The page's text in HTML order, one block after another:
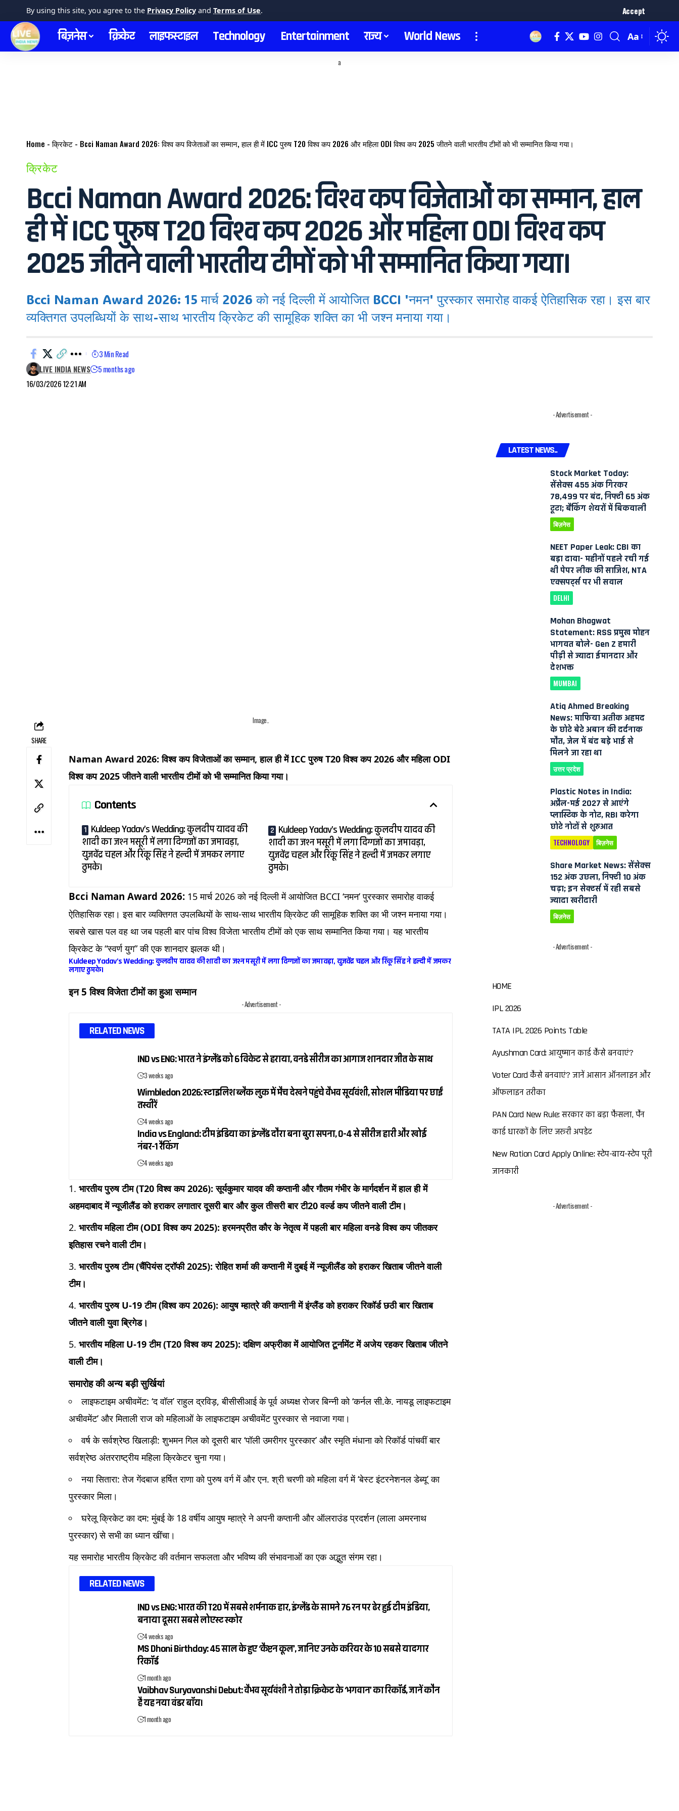
By using this site, you agree to the Privacy Policy and Terms of Use. Accept
बिज़नेस क्रिकेट लाइफस्टाइल Technology Entertainment राज्य World News Aa
a
Home -क्रिकेट - Bcci Naman Award 2026: विश्व कप विजेताओं का सम्मान, हाल ही में ICC पुरुष T20 विश्व कप 2026 और महिला ODI विश्व कप 2025 जीतने वाली भारतीय टीमों को भी सम्मानित किया गया।
क्रिकेट
Bcci Naman Award 2026: विश्व कप विजेताओं का सम्मान, हाल
ही में ICC पुरुष T20 विश्व कप 2026 और महिला ODI विश्व कप
2025 जीतने वाली भारतीय टीमों को भी सम्मानित किया गया।
Bcci Naman Award 2026: 15 मार्च 2026 को नई दिल्ली में आयोजित BCCI 'नमन' पुरस्कार समारोह वाकई ऐतिहासिक रहा। इस बार
व्यक्तिगत उपलब्धियों के साथ-साथ भारतीय क्रिकेट की सामूहिक शक्ति का भी जश्न मनाया गया।
16/03/2026 12:21 AM
LIVE INDIA NEWS 5 months ago
3 Min Read
SHARE
Image..
Naman Award 2026: विश्व कप विजेताओं का सम्मान, हाल ही में ICC पुरुष T20 विश्व कप 2026 और महिला ODI
विश्व कप 2025 जीतने वाली भारतीय टीमों को भी सम्मानित किया गया।
Contents
Kuldeep Yadav’s Wedding: कुलदीप यादव की
शादी का जश्न मसूरी में लगा दिग्गजों का जमावड़ा,
युजवेंद्र चहल और रिंकू सिंह ने हल्दी में जमकर लगाए
ठुमके।
Kuldeep Yadav’s Wedding: कुलदीप यादव की
शादी का जश्न मसूरी में लगा दिग्गजों का जमावड़ा,
युजवेंद्र चहल और रिंकू सिंह ने हल्दी में जमकर लगाए
ठुमके।
Bcci Naman Award 2026: 15 मार्च 2026 को नई दिल्ली में आयोजित BCCI ‘नमन’ पुरस्कार समारोह वाकई
ऐतिहासिक रहा। इस बार व्यक्तिगत उपलब्धियों के साथ-साथ भारतीय क्रिकेट की सामूहिक शक्ति का भी जश्न मनाया गया।
सबसे खास पल वह था जब पहली बार पांच विश्व विजेता भारतीय टीमों को एक साथ सम्मानित किया गया। यह भारतीय
क्रिकेट के “स्वर्ण युग” की एक शानदार झलक थी।
Kuldeep Yadav’s Wedding: कुलदीप यादव की शादी का जश्न मसूरी में लगा दिग्गजों का जमावड़ा, युजवेंद्र चहल और रिंकू सिंह ने हल्दी में जमकर
लगाए ठुमके।
इन 5 विश्व विजेता टीमों का हुआ सम्मान
- Advertisement -
RELATED NEWS
IND vs ENG: भारत ने इंग्लैंड को 6 विकेट से हराया, वनडे सीरीज का आगाज शानदार जीत के साथ
3 weeks ago
Wimbledon 2026: स्टाइलिश ब्लैक लुक में मैच देखने पहुंचे वैभव सूर्यवंशी, सोशल मीडिया पर छाईं
तस्वीरें
4 weeks ago
India vs England: टीम इंडिया का इंग्लैंड दौरा बना बुरा सपना, 0-4 से सीरीज हारी और खोई
नंबर-1 रैंकिंग
4 weeks ago
भारतीय पुरुष टीम (T20 विश्व कप 2026): सूर्यकुमार यादव की कप्तानी और गौतम गंभीर के मार्गदर्शन में हाल ही में
अहमदाबाद में न्यूजीलैंड को हराकर लगातार दूसरी बार और कुल तीसरी बार टी20 वर्ल्ड कप जीतने वाली टीम।
भारतीय महिला टीम (ODI विश्व कप 2025): हरमनप्रीत कौर के नेतृत्व में पहली बार महिला वनडे विश्व कप जीतकर
इतिहास रचने वाली टीम।
भारतीय पुरुष टीम (चैंपियंस ट्रॉफी 2025): रोहित शर्मा की कप्तानी में दुबई में न्यूजीलैंड को हराकर खिताब जीतने वाली
टीम।
भारतीय पुरुष U-19 टीम (विश्व कप 2026): आयुष म्हात्रे की कप्तानी में इंग्लैंड को हराकर रिकॉर्ड छठी बार खिताब
जीतने वाली युवा ब्रिगेड।
भारतीय महिला U-19 टीम (T20 विश्व कप 2025): दक्षिण अफ्रीका में आयोजित टूर्नामेंट में अजेय रहकर खिताब जीतने
वाली टीम।
समारोह की अन्य बड़ी सुर्खियां
लाइफटाइम अचीवमेंट: ‘द वॉल’ राहुल द्रविड़, बीसीसीआई के पूर्व अध्यक्ष रोजर बिन्नी को ‘कर्नल सी.के. नायडू लाइफटाइम
अचीवमेंट’ और मिताली राज को महिलाओं के लाइफटाइम अचीवमेंट पुरस्कार से नवाजा गया।
वर्ष के सर्वश्रेष्ठ खिलाड़ी: शुभमन गिल को दूसरी बार ‘पॉली उमरीगर पुरस्कार’ और स्मृति मंधाना को रिकॉर्ड पांचवीं बार
सर्वश्रेष्ठ अंतरराष्ट्रीय महिला क्रिकेटर चुना गया।
नया सितारा: तेज गेंदबाज हर्षित राणा को पुरुष वर्ग में और एन. श्री चरणी को महिला वर्ग में ‘बेस्ट इंटरनेशनल डेब्यू’ का
पुरस्कार मिला।
घरेलू क्रिकेट का दम: मुंबई के 18 वर्षीय आयुष म्हात्रे ने अपनी कप्तानी और ऑलराउंड प्रदर्शन (लाला अमरनाथ
पुरस्कार) से सभी का ध्यान खींचा।
यह समारोह भारतीय क्रिकेट की वर्तमान सफलता और भविष्य की संभावनाओं का एक अद्भुत संगम रहा।
RELATED NEWS
IND vs ENG: भारत की T20 में सबसे शर्मनाक हार, इंग्लैंड के सामने 76 रन पर ढेर हुई टीम इंडिया,
बनाया दूसरा सबसे लोएस्ट स्कोर
4 weeks ago
MS Dhoni Birthday: 45 साल के हुए ‘कैप्टन कूल’, जानिए उनके करियर के 10 सबसे यादगार
रिकॉर्ड
1 month ago
Vaibhav Suryavanshi Debut: वैभव सूर्यवंशी ने तोड़ा क्रिकेट के ‘भगवान’ का रिकॉर्ड, जानें कौन
है यह नया वंडर बॉय।
1 month ago
- Advertisement -
LATEST NEWS..
Stock Market Today:
सेंसेक्स 455 अंक गिरकर
78,499 पर बंद, निफ्टी 65 अंक
टूटा; बैंकिंग शेयरों में बिकवाली
बिज़नेस
NEET Paper Leak: CBI का
बड़ा दावा- महीनों पहले रची गई
थी पेपर लीक की साजिश, NTA
एक्सपर्ट्स पर भी सवाल
DELHI
Mohan Bhagwat
Statement: RSS प्रमुख मोहन
भागवत बोले- Gen Z हमारी
पीढ़ी से ज्यादा ईमानदार और
देशभक्त
MUMBAI
Atiq Ahmed Breaking
News: माफिया अतीक अहमद
के छोटे बेटे अबान की दर्दनाक
मौत, जेल में बंद बड़े भाई से
मिलने जा रहा था
उत्तर प्रदेश
Plastic Notes in India:
अप्रैल-मई 2027 से आएंगे
प्लास्टिक के नोट, RBI करेगा
छोटे नोटों से शुरुआत
TECHNOLOGY बिज़नेस
Share Market News: सेंसेक्स
152 अंक उछला, निफ्टी 10 अंक
चढ़ा; इन सेक्टर्स में रही सबसे
ज्यादा खरीदारी
बिज़नेस
- Advertisement -
HOME
IPL 2026
TATA IPL 2026 Points Table
Ayushman Card: आयुष्मान कार्ड कैसे बनवाएं?
Voter Card कैसे बनवाएं? जानें आसान ऑनलाइन और
ऑफलाइन तरीका
PAN Card New Rule: सरकार का बड़ा फैसला, पैन
कार्ड धारकों के लिए जरूरी अपडेट
New Ration Card Apply Online: स्टेप-बाय-स्टेप पूरी
जानकारी
- Advertisement -